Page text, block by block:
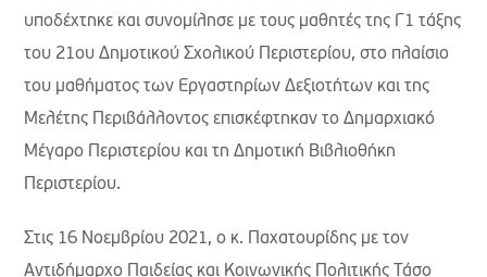
υποδέχτηκε και συνομίλησε με τους μαθητές της Γ1 τάξης
του 21ου Δημοτικού Σχολικού Περιστερίου, στο πλαίσιο
του μαθήματος των Εργαστηρίων Δεξιοτήτων και της
Μελέτης Περιβάλλοντος επισκέφτηκαν το Δημαρχιακό
Μέγαρο Περιστερίου και τη Δημοτική Βιβλιοθήκη
Περιστερίου.
Στις 16 Νοεμβρίου 2021, ο κ. Παχατουρίδης με τον
Αντιδήμαρχο Παιδείας και Κοινωνικής Πολιτικής Τάσο